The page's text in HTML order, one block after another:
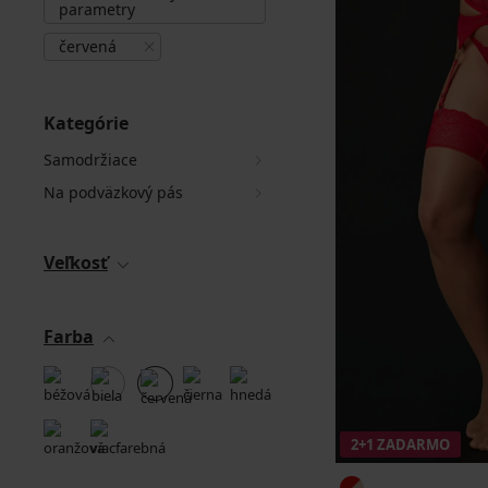
parametry
červená
Kategórie
Samodržiace
Na podväzkový pás
Veľkosť
Farba
2+1 ZADARMO